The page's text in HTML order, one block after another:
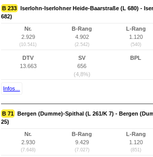
B 233 Iserlohn-Iserlohner Heide-Baarstraße (L 680) -
682)
Nr.
2.929
(10.541)
B-Rang
4.902
(2.542)
L-Rang
1.120
(540)
DTV
13.663
SV
656
(4,8%)
BPL
Infos...
B 71 Bergen (Dumme)-Spithal (L 261/K 7) - Bergen
25)
Nr.
2.930
(7.648)
B-Rang
9.429
(7.027)
L-Rang
1.120
(851)